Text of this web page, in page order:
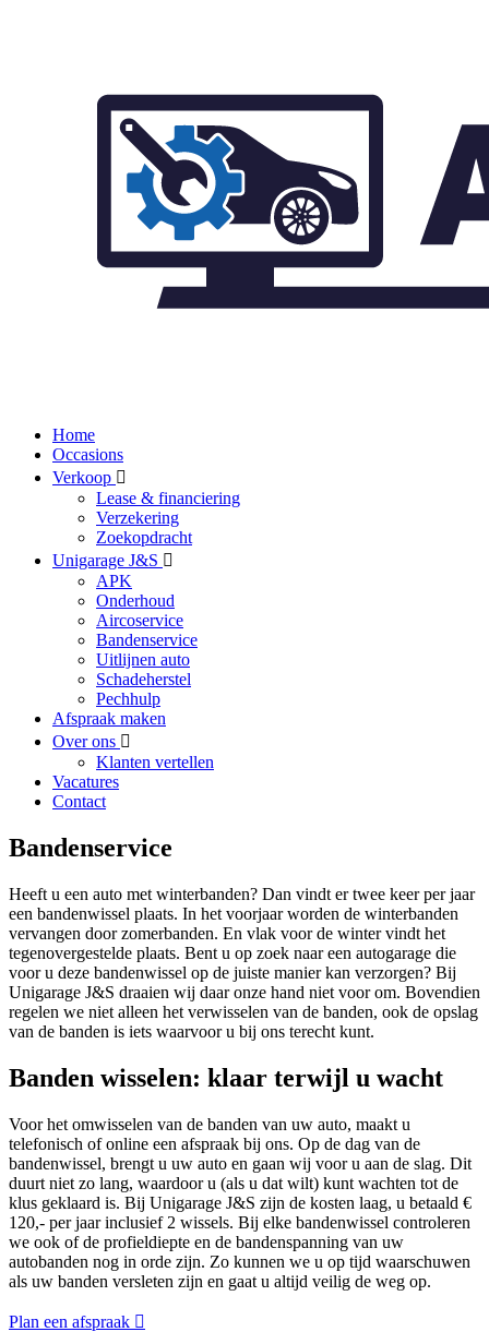
Home
Occasions
Verkoop
Lease & financiering
Verzekering
Zoekopdracht
Unigarage J&S
APK
Onderhoud
Aircoservice
Bandenservice
Uitlijnen auto
Schadeherstel
Pechhulp
Afspraak maken
Over ons
Klanten vertellen
Vacatures
Contact
Bandenservice
Heeft u een auto met winterbanden? Dan vindt er twee keer per jaar
een bandenwissel plaats. In het voorjaar worden de winterbanden
vervangen door zomerbanden. En vlak voor de winter vindt het
tegenovergestelde plaats. Bent u op zoek naar een autogarage die
voor u deze bandenwissel op de juiste manier kan verzorgen? Bij
Unigarage J&S draaien wij daar onze hand niet voor om. Bovendien
regelen we niet alleen het verwisselen van de banden, ook de opslag
van de banden is iets waarvoor u bij ons terecht kunt.
Banden wisselen: klaar terwijl u wacht
Voor het omwisselen van de banden van uw auto, maakt u
telefonisch of online een afspraak bij ons. Op de dag van de
bandenwissel, brengt u uw auto en gaan wij voor u aan de slag. Dit
duurt niet zo lang, waardoor u (als u dat wilt) kunt wachten tot de
klus geklaard is. Bij Unigarage J&S zijn de kosten laag, u betaald €
120,- per jaar inclusief 2 wissels. Bij elke bandenwissel controleren
we ook of de profieldiepte en de bandenspanning van uw
autobanden nog in orde zijn. Zo kunnen we u op tijd waarschuwen
als uw banden versleten zijn en gaat u altijd veilig de weg op.
Plan een afspraak